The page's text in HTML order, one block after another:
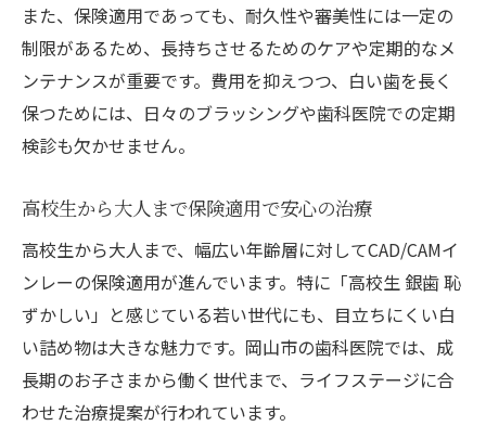
また、保険適用であっても、耐久性や審美性には一定の
制限があるため、長持ちさせるためのケアや定期的なメ
ンテナンスが重要です。費用を抑えつつ、白い歯を長く
保つためには、日々のブラッシングや歯科医院での定期
検診も欠かせません。
高校生から大人まで保険適用で安心の治療
高校生から大人まで、幅広い年齢層に対してCAD/CAMイ
ンレーの保険適用が進んでいます。特に「高校生 銀歯 恥
ずかしい」と感じている若い世代にも、目立ちにくい白
い詰め物は大きな魅力です。岡山市の歯科医院では、成
長期のお子さまから働く世代まで、ライフステージに合
わせた治療提案が行われています。